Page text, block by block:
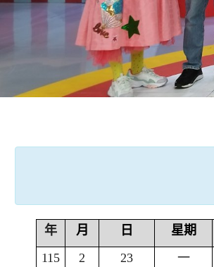
年 月 日 星期
115
2 23 一